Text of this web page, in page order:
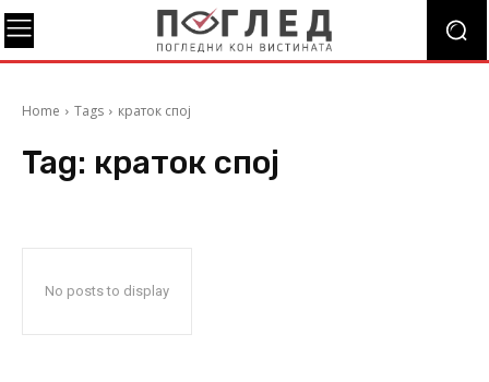
Home Tags краток спој
Tag: краток спој
No posts to display